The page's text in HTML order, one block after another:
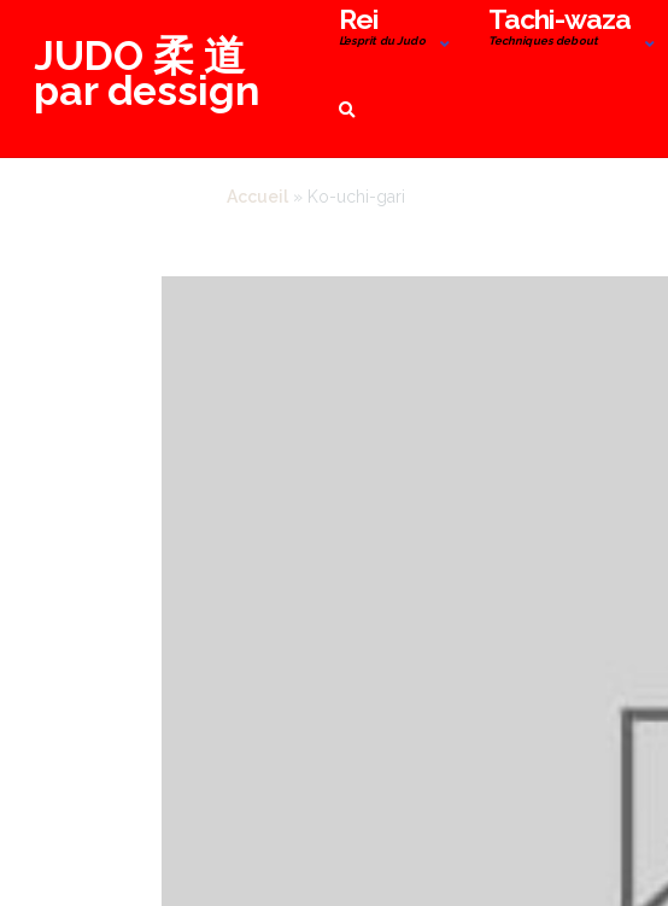
contenuJUDO 柔 道
par dessign
Rei
L’esprit du Judo
Tachi-waza
Techniques debout
Accueil » Ko-uchi-gari